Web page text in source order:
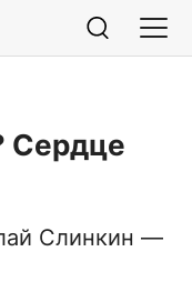
Сердце
Слинкин —